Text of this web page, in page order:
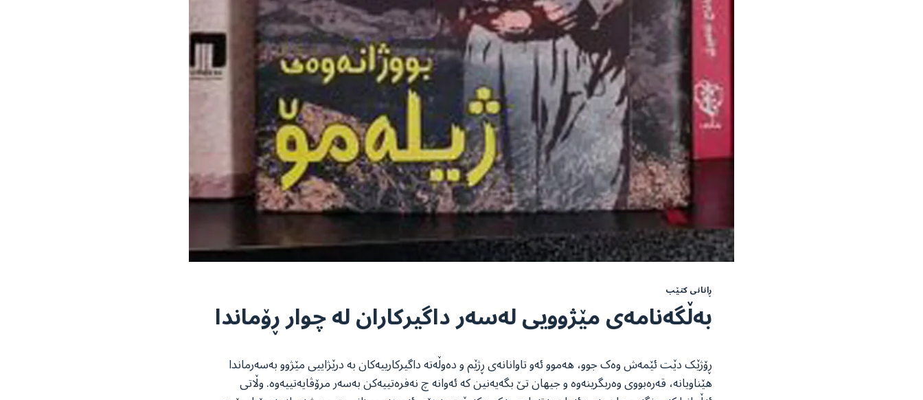
ڕانانی کتێب
بەڵگەنامەی مێژوویی لەسەر داگیرکاران لە چوار ڕۆماندا
ڕۆژێک دێت ئێمەش وەک جوو، هەموو ئەو تاوانانەی ڕژێم و دەوڵەتە داگیرکارییەکان بە درێژاییی مێژوو بەسەرماندا
هێناویانە، قەرەبووی وەربگرینەوە و جیهان تێ بگەیەنین کە ئەوانە چ نەفرەتییەکن بەسەر مرۆڤایەتییەوە. وڵاتی